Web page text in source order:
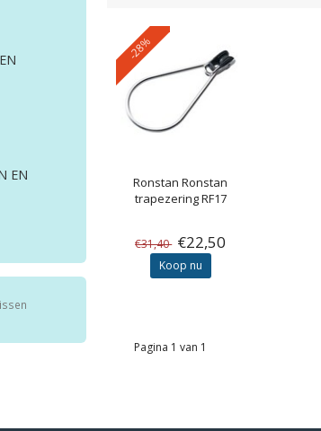
EN
-28%
Ronstan Ronstan
trapezering RF17
€31,40 €22,50
Koop nu
Pagina 1 van 1